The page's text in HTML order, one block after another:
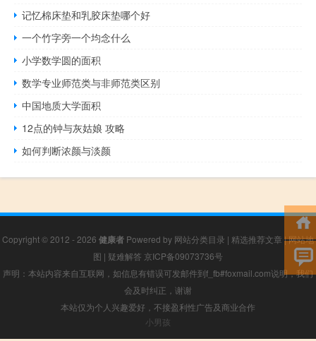
记忆棉床垫和乳胶床垫哪个好
一个竹字旁一个均念什么
小学数学圆的面积
数学专业师范类与非师范类区别
中国地质大学面积
12点的钟与灰姑娘 攻略
如何判断浓颜与淡颜
Copyright © 2012 - 2026 健康者 Powered by 网站分类目录 | 精选推荐文章 |网站地
图 | 疑难解答 京ICP备09073736号
声明：本站内容来自互联网，如信息有错误可发邮件到f_fb#foxmail.com说明，我们
会及时纠正，谢谢
本站仅为个人兴趣爱好，不接盈利性广告及商业合作
小男孩